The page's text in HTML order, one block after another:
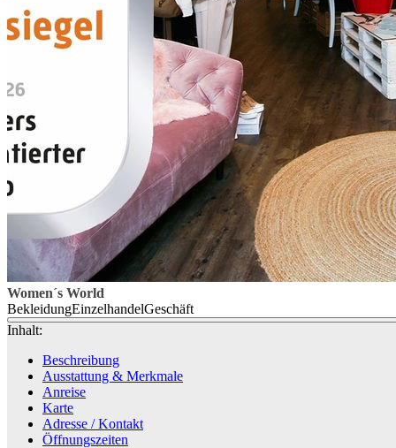
Women´s World
BekleidungEinzelhandelGeschäft
Inhalt:
Beschreibung
Ausstattung & Merkmale
Anreise
Karte
Adresse / Kontakt
Öffnungszeiten